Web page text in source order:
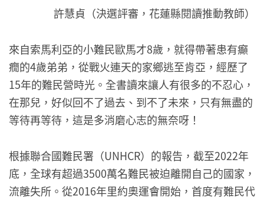
許慧貞（決選評審，花蓮縣閱讀推動教師）
來自索馬利亞的小難民歐馬才8歲，就得帶著患有癲
癇的4歲弟弟，從戰火連天的家鄉逃至肯亞，經歷了
15年的難民營時光。全書讀來讓人有很多的不忍心，
在那兒，好似回不了過去、到不了未來，只有無盡的
等待再等待，這是多消磨心志的無奈呀！
根據聯合國難民署（UNHCR）的報告，截至2022年
底，全球有超過3500萬名難民被迫離開自己的國家，
流離失所。從2016年里約奧運會開始，首度有難民代